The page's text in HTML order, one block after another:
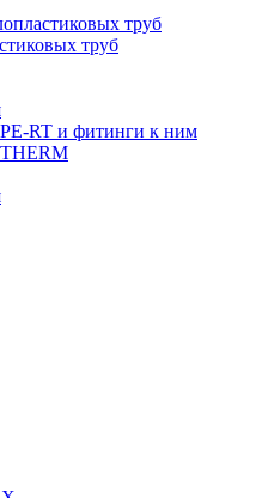
труб
труб
RT и фитинги к ним